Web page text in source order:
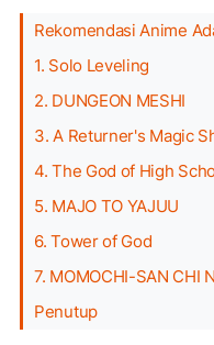
Rekomendasi Anime
1. Solo Leveling
2. DUNGEON MESHI
3. A Returner's Magic
4. The God of High
5. MAJO TO YAJUU
6. Tower of God
7. MOMOCHI-SAN CHI
Penutup